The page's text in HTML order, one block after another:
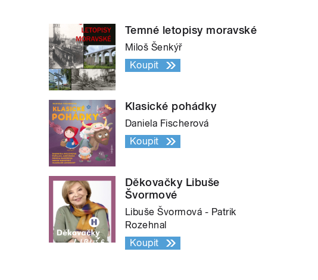
Temné letopisy moravské
Miloš Šenkýř
Koupit
Klasické pohádky
Daniela Fischerová
Koupit
Děkovačky Libuše
Švormové
Libuše Švormová - Patrik
Rozehnal
Koupit